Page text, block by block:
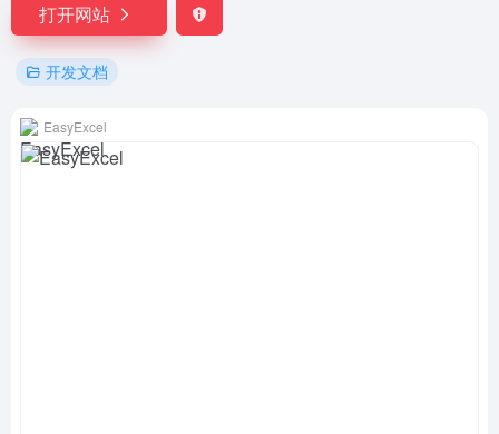
打开网站
开发文档
EasyExcel